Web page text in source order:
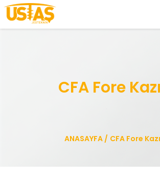
CFA Fore
ANASAYFA / CFA Fore